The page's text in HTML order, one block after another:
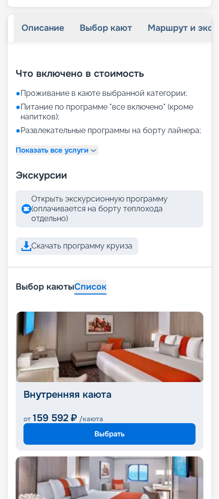
Описание Выбор кают Маршрут и
Что включено в стоимость
●Проживание в каюте выбранной категории;
●Питание по программе "все включено" (кроме
напитков);
●Развлекательные программы на борту лайнера;
Показать все услуги
Экскурсии
Открыть экскурсионную программу
(оплачивается на борту теплохода
отдельно)
Скачать программу круиза
Выбор каютыСписок
Внутренняя каюта
от 159 592 ₽ /каюта
Выбрать